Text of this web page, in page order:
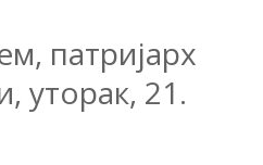
патријарх
уторак, 21.